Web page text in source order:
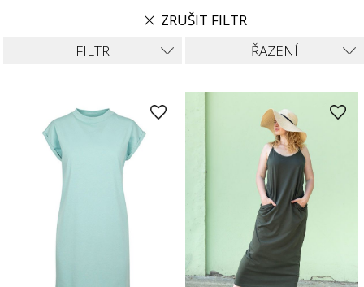
ZRUŠIT FILTR
ŘAZENÍ
FILTR